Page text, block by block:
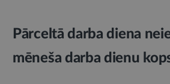
Pārceltā darba diena
mēneša darba dienu